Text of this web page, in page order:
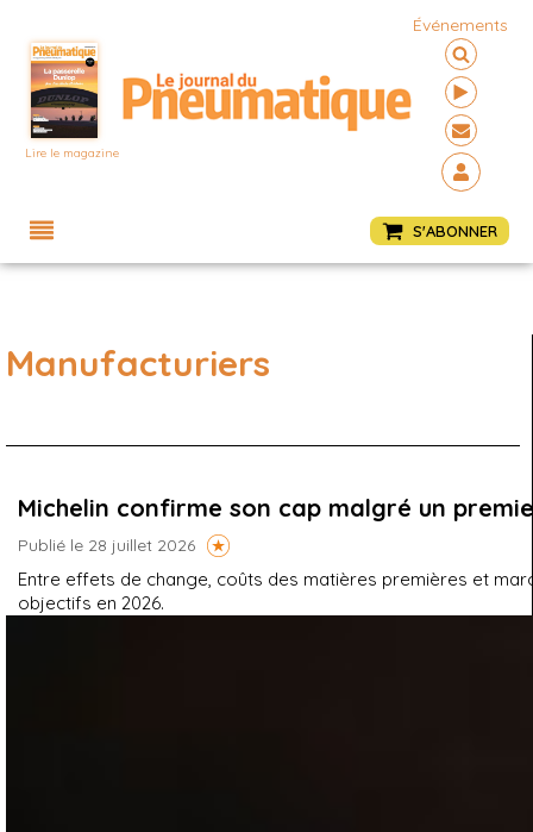
Lire le magazine
Événements
S'ABONNER
Manufacturiers
Michelin confirme son cap malgré un
Publié le 28 juillet 2026
Entre effets de change, coûts des matières premières et
objectifs en 2026.